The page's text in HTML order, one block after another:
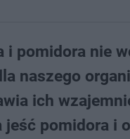
i pomidora nie
naszego
ich
pomidora i